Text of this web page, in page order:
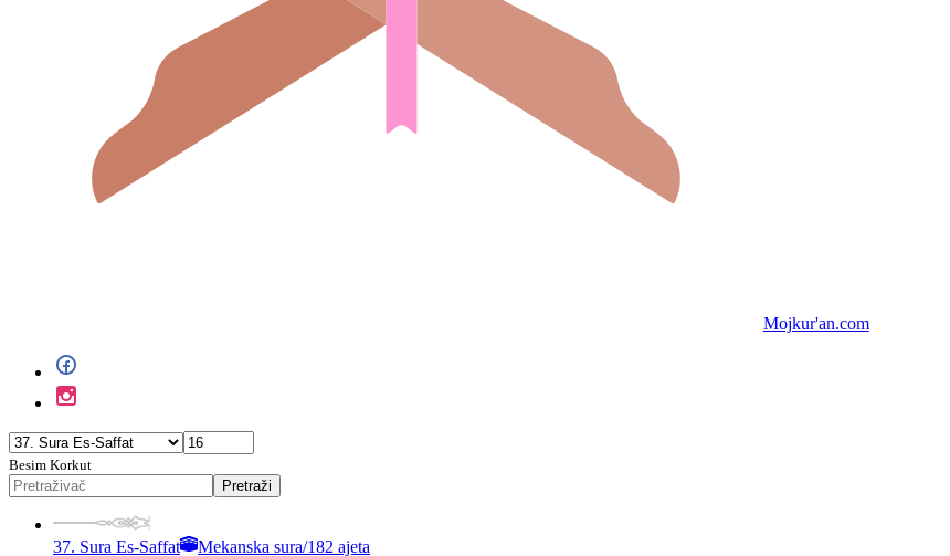
Mojkur'an.com
Besim Korkut
Pretraži
37. Sura Es-Saffat Mekanska sura/182 ajeta